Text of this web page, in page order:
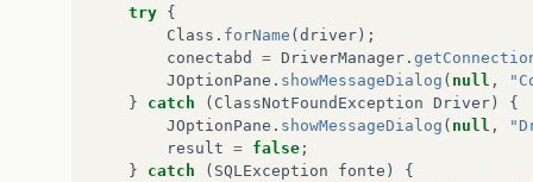
try {
Class . forName ( driver );
conectabd
= DriverManager .
JOptionPane . showMessageDialog ( null ,
}
catch ( ClassNotFoundException Driver )
{
JOptionPane . showMessageDialog ( null ,
result = false ;
}
catch ( SQLException fonte )
{